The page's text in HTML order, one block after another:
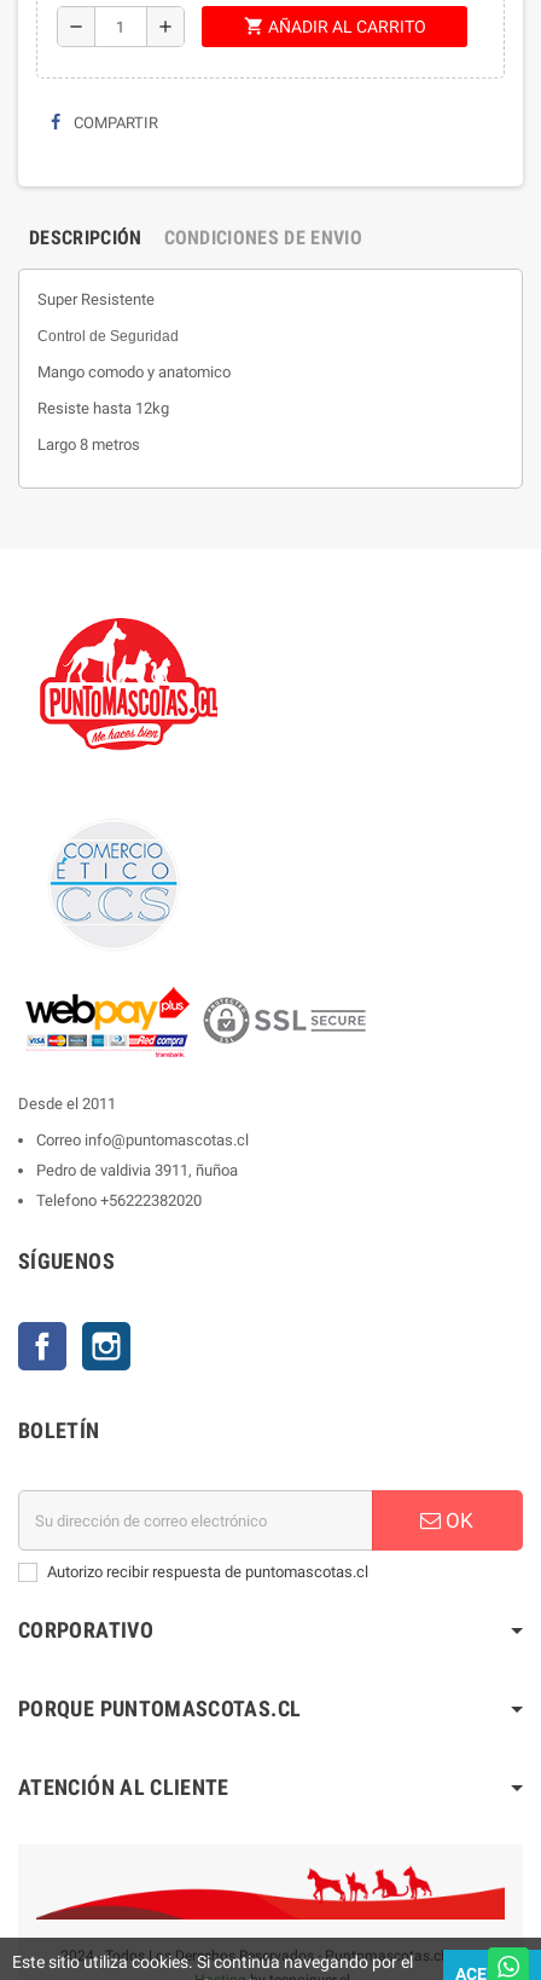
remove add shopping_cart AÑADIR AL CARRITO
COMPARTIR
DESCRIPCIÓN CONDICIONES DE ENVIO
Super Resistente
Control de Seguridad
Mango comodo y anatomico
Resiste hasta 12kg
Largo 8 metros
Desde el 2011
Correo info@puntomascotas.cl
Pedro de valdivia 3911, ñuñoa
Telefono +56222382020
SÍGUENOS
Facebook
BOLETÍN
OK
Autorizo recibir respuesta de puntomascotas.cl
CORPORATIVO
PORQUE PUNTOMASCOTAS.CL
ATENCIÓN AL CLIENTE
2024 - Todos Los Derechos Reservados - Puntomascotas.cl V2.0
Este sitio utiliza cookies. Si continúa navegando por el
ACEPTAR